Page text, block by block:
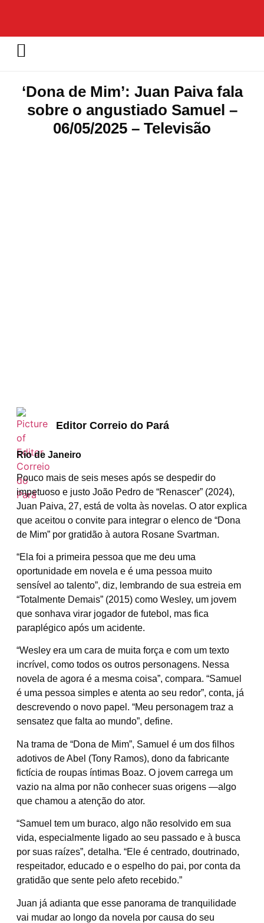
‘Dona de Mim’: Juan Paiva fala
sobre o angustiado Samuel –
06/05/2025 – Televisão
Editor Correio do Pará
Rio de Janeiro
Pouco mais de seis meses após se despedir do
impetuoso e justo João Pedro de “Renascer” (2024),
Juan Paiva, 27, está de volta às novelas. O ator explica
que aceitou o convite para integrar o elenco de “Dona
de Mim” por gratidão à autora Rosane Svartman.
“Ela foi a primeira pessoa que me deu uma
oportunidade em novela e é uma pessoa muito
sensível ao talento”, diz, lembrando de sua estreia em
“Totalmente Demais” (2015) como Wesley, um jovem
que sonhava virar jogador de futebol, mas fica
paraplégico após um acidente.
“Wesley era um cara de muita força e com um texto
incrível, como todos os outros personagens. Nessa
novela de agora é a mesma coisa”, compara. “Samuel
é uma pessoa simples e atenta ao seu redor”, conta, já
descrevendo o novo papel. “Meu personagem traz a
sensatez que falta ao mundo”, define.
Na trama de “Dona de Mim”, Samuel é um dos filhos
adotivos de Abel (Tony Ramos), dono da fabricante
fictícia de roupas íntimas Boaz. O jovem carrega um
vazio na alma por não conhecer suas origens —algo
que chamou a atenção do ator.
“Samuel tem um buraco, algo não resolvido em sua
vida, especialmente ligado ao seu passado e à busca
por suas raízes”, detalha. “Ele é centrado, doutrinado,
respeitador, educado e o espelho do pai, por conta da
gratidão que sente pelo afeto recebido.”
Juan já adianta que esse panorama de tranquilidade
vai mudar ao longo da novela por causa do seu